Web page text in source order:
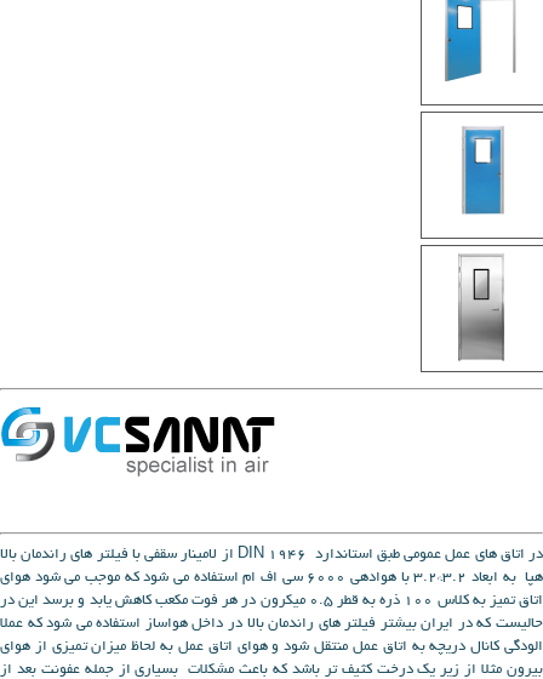
در اتاق های عمل عمومی طبق استاندارد DIN 1946 از لامینار سقفی با فیلتر های راندمان بالا
هپا به ابعاد 3.2*3.2 با هوادهی 6000 سی اف ام استفاده می شود که موجب می شود هوای
اتاق تمیز به کلاس 100 ذره به قطر 0.5 میکرون در هر فوت مکعب کاهش یابد و برسد این در
حالیست که در ایران بیشتر فیلتر های راندمان بالا در داخل هواساز استفاده می شود که عملا
الودگی کانال دریچه به اتاق عمل منتقل شود و هوای اتاق عمل به لحاظ میزان تمیزی از هوای
بیرون مثلا از زیر یک درخت کثیف تر باشد که باعث مشکلات بسیاری از جمله عفونت بعد از